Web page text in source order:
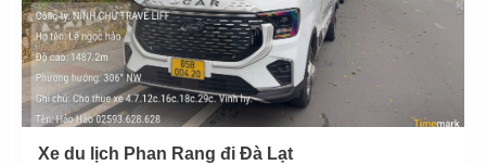
Xe du lịch Phan Rang đi Đà Lạt